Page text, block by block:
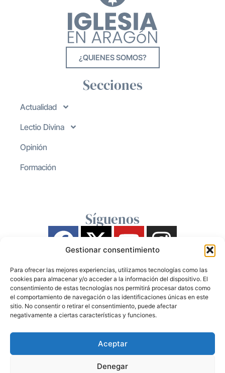
Gestionar consentimiento
Para ofrecer las mejores experiencias, utilizamos tecnologías como las
cookies para almacenar y/o acceder a la información del dispositivo. El
consentimiento de estas tecnologías nos permitirá procesar datos como
el comportamiento de navegación o las identificaciones únicas en este
sitio. No consentir o retirar el consentimiento, puede afectar
negativamente a ciertas características y funciones.
Aceptar
Denegar
¿QUIENES SOMOS?
Secciones
Actualidad
Lectio Divina
Opinión
Formación
Síguenos